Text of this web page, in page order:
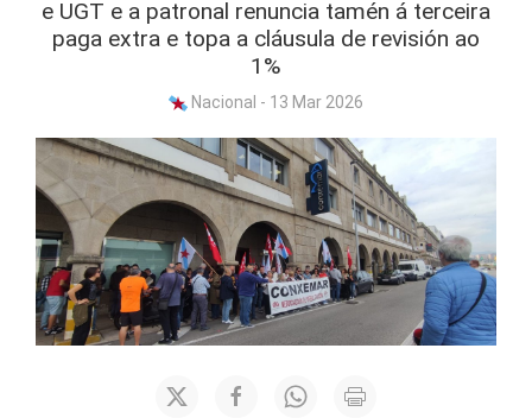
e UGT e a patronal renuncia tamén á terceira
paga extra e topa a cláusula de revisión ao
1%
Nacional - 13 Mar 2026